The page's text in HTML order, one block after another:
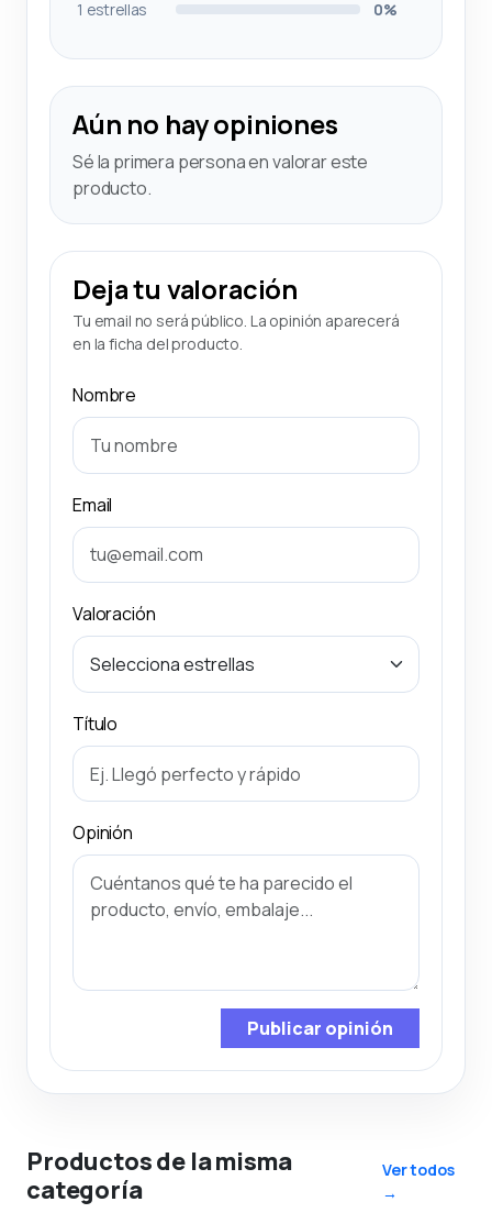
1 estrellas 0%
Aún no hay opiniones
Sé la primera persona en valorar este
producto.
Deja tu valoración
Tu email no será público. La opinión aparecerá
en la ficha del producto.
Nombre
Email
Valoración
Título
Opinión
Publicar opinión
Productos de la misma
categoría
Ver todos
→